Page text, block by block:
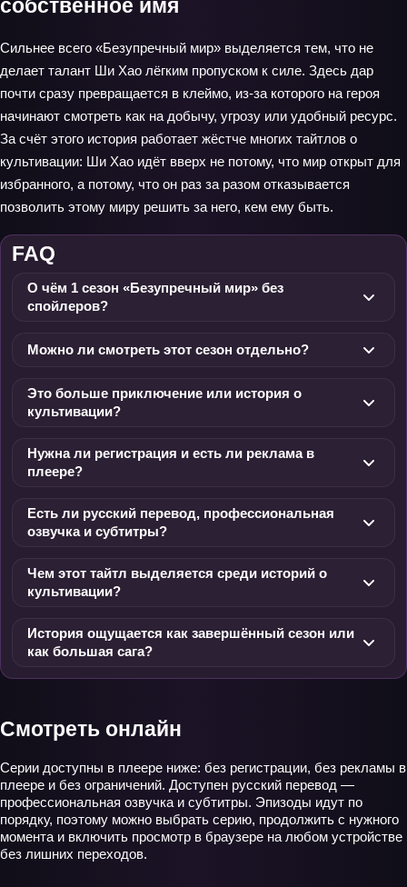
собственное имя
Сильнее всего «Безупречный мир» выделяется тем, что не
делает талант Ши Хао лёгким пропуском к силе. Здесь дар
почти сразу превращается в клеймо, из-за которого на героя
начинают смотреть как на добычу, угрозу или удобный ресурс.
За счёт этого история работает жёстче многих тайтлов о
культивации: Ши Хао идёт вверх не потому, что мир открыт для
избранного, а потому, что он раз за разом отказывается
позволить этому миру решить за него, кем ему быть.
FAQ
О чём 1 сезон «Безупречный мир» без
спойлеров?
Можно ли смотреть этот сезон отдельно?
Это больше приключение или история о
культивации?
Нужна ли регистрация и есть ли реклама в
плеере?
Есть ли русский перевод, профессиональная
озвучка и субтитры?
Чем этот тайтл выделяется среди историй о
культивации?
История ощущается как завершённый сезон или
как большая сага?
Смотреть онлайн
Серии доступны в плеере ниже: без регистрации, без рекламы в
плеере и без ограничений. Доступен русский перевод —
профессиональная озвучка и субтитры. Эпизоды идут по
порядку, поэтому можно выбрать серию, продолжить с нужного
момента и включить просмотр в браузере на любом устройстве
без лишних переходов.